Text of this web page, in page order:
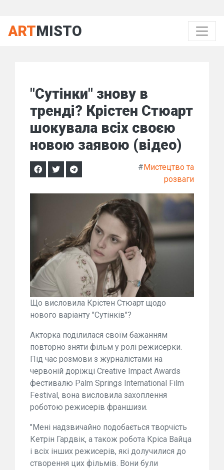
ARTMISTO
"Сутінки" знову в
тренді? Крістен Стюарт
шокувала всіх своєю
новою заявою (відео)
#Мистецтво та
розваги
Що висловила Крістен Стюарт щодо
нового варіанту "Сутінків"?
Акторка поділилася своїм бажанням
повторно зняти фільм у ролі режисерки.
Під час розмови з журналістами на
червоній доріжці Creative Impact Awards
фестивалю Palm Springs International Film
Festival, вона висловила захоплення
роботою режисерів франшизи.
"Мені надзвичайно подобається творчість
Кетрін Гардвік, а також робота Кріса Вайца
і всіх інших режисерів, які долучилися до
створення цих фільмів. Вони були